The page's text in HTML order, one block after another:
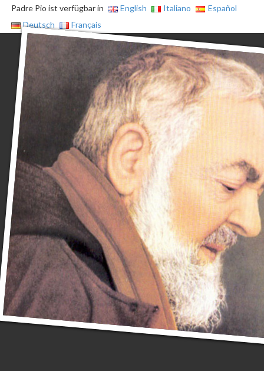
Padre Pio ist verfügbar in English Italiano
Español
Deutsch
Français